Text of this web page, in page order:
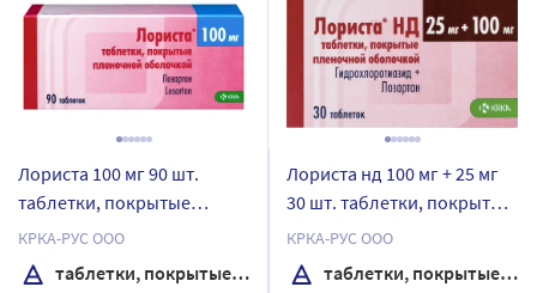
Лориста 100 мг 90 шт.
таблетки, покрытые
пленочной оболочкой
КРКА-РУС ООО
таблетки, покрытые пленочной оболочкой
Лориста нд 100 мг + 25 мг
30 шт. таблетки, покрытые
пленочной оболочкой
КРКА-РУС ООО
таблетки, покрытые пленочной оболочкой